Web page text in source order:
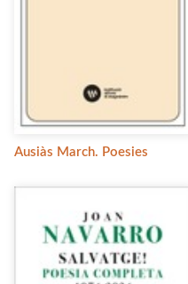
Ausiàs March. Poesies